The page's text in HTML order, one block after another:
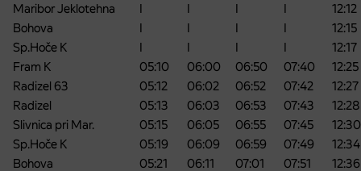
Maribor Jeklotehna
I I I I
12:12
Bohova
I I I I
12:15
Sp.Hoče K
I I I I
12:17
Fram K
05:10 06:00 06:50 07:40
12:25
Radizel 63
05:12 06:02 06:52 07:42
12:27
Radizel
05:13 06:03 06:53 07:43
12:28
Slivnica pri Mar.
05:15 06:05 06:55 07:45
12:30
Sp.Hoče K
05:19 06:09 06:59 07:49
12:34
Bohova
05:21 06:11 07:01 07:51
12:36